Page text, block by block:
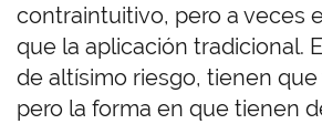
contraintuitivo, pero a veces
que la aplicación tradicional.
de altísimo riesgo, tienen
pero la forma en que tienen